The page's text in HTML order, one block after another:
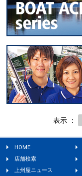
表示 ：
HOME
店舗検索
上州屋ニュース